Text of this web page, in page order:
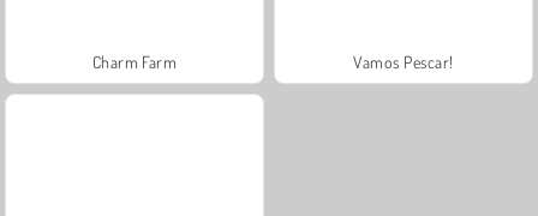
Charm Farm Vamos Pescar!